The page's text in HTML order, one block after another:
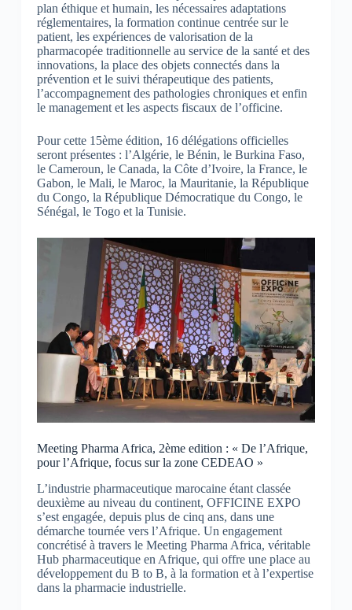
plan éthique et humain, les nécessaires adaptations
réglementaires, la formation continue centrée sur le
patient, les expériences de valorisation de la
pharmacopée traditionnelle au service de la santé et des
innovations, la place des objets connectés dans la
prévention et le suivi thérapeutique des patients,
l’accompagnement des pathologies chroniques et enfin
le management et les aspects fiscaux de l’officine.
Pour cette 15ème édition, 16 délégations officielles
seront présentes : l’Algérie, le Bénin, le Burkina Faso,
le Cameroun, le Canada, la Côte d’Ivoire, la France, le
Gabon, le Mali, le Maroc, la Mauritanie, la République
du Congo, la République Démocratique du Congo, le
Sénégal, le Togo et la Tunisie.
Meeting Pharma Africa, 2ème edition : « De l’Afrique,
pour l’Afrique, focus sur la zone CEDEAO »
L’industrie pharmaceutique marocaine étant classée
deuxième au niveau du continent, OFFICINE EXPO
s’est engagée, depuis plus de cinq ans, dans une
démarche tournée vers l’Afrique. Un engagement
concrétisé à travers le Meeting Pharma Africa, véritable
Hub pharmaceutique en Afrique, qui offre une place au
développement du B to B, à la formation et à l’expertise
dans la pharmacie industrielle.